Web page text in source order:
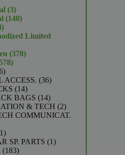
33
producten
140140
64
productenLimited
378378
578
36
producten
ACCESS. 3636
1414
producten
BAGS 1414
producten
& TECH 22
producten
COMMUNICAT.
11
product
SP. PARTS 11
183183